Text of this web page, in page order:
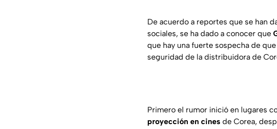
De acuerdo a reportes que se han
sociales, se ha dado a conocer que
que hay una fuerte sospecha de
seguridad de la distribuidora de
Primero el rumor inició en lugares
proyección en cines de Corea,